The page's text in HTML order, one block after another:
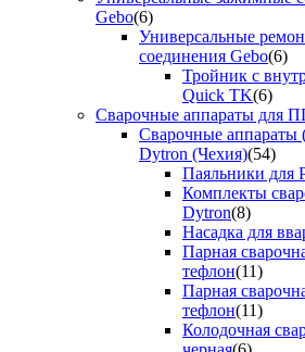
Gebo(6)
Универсальные
соединения Gebo(6)
Тройник с
Quick TK(6)
Сварочные аппараты для
Сварочные аппараты
Dytron (Чехия)(54)
Паяльники для
Комплекты
Dytron(8)
Насадка для
Парная
тефлон(11)
Парная
тефлон(11)
Колодочная